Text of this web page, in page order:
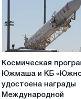
многоразовые
с
акватории
Черного
моря
Космическая
программа
и
Космическая
Южмаша и КБ
удостоена награды
Международной